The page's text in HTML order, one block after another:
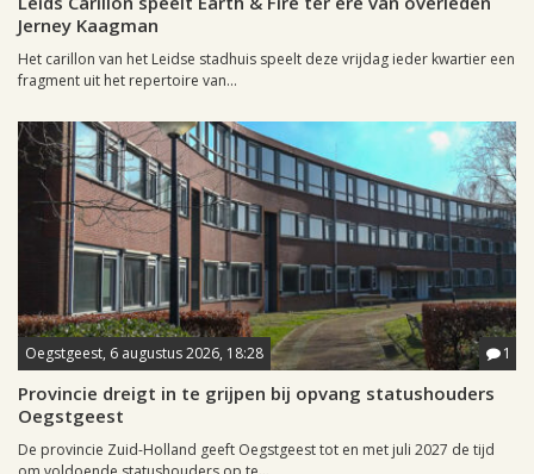
Jerney Kaagman
Het carillon van het Leidse stadhuis speelt deze vrijdag ieder kwartier een
fragment uit het repertoire van...
Oegstgeest, 6 augustus 2026, 18:28 1
Provincie dreigt in te grijpen bij opvang statushouders
Oegstgeest
De provincie Zuid-Holland geeft Oegstgeest tot en met juli 2027 de tijd